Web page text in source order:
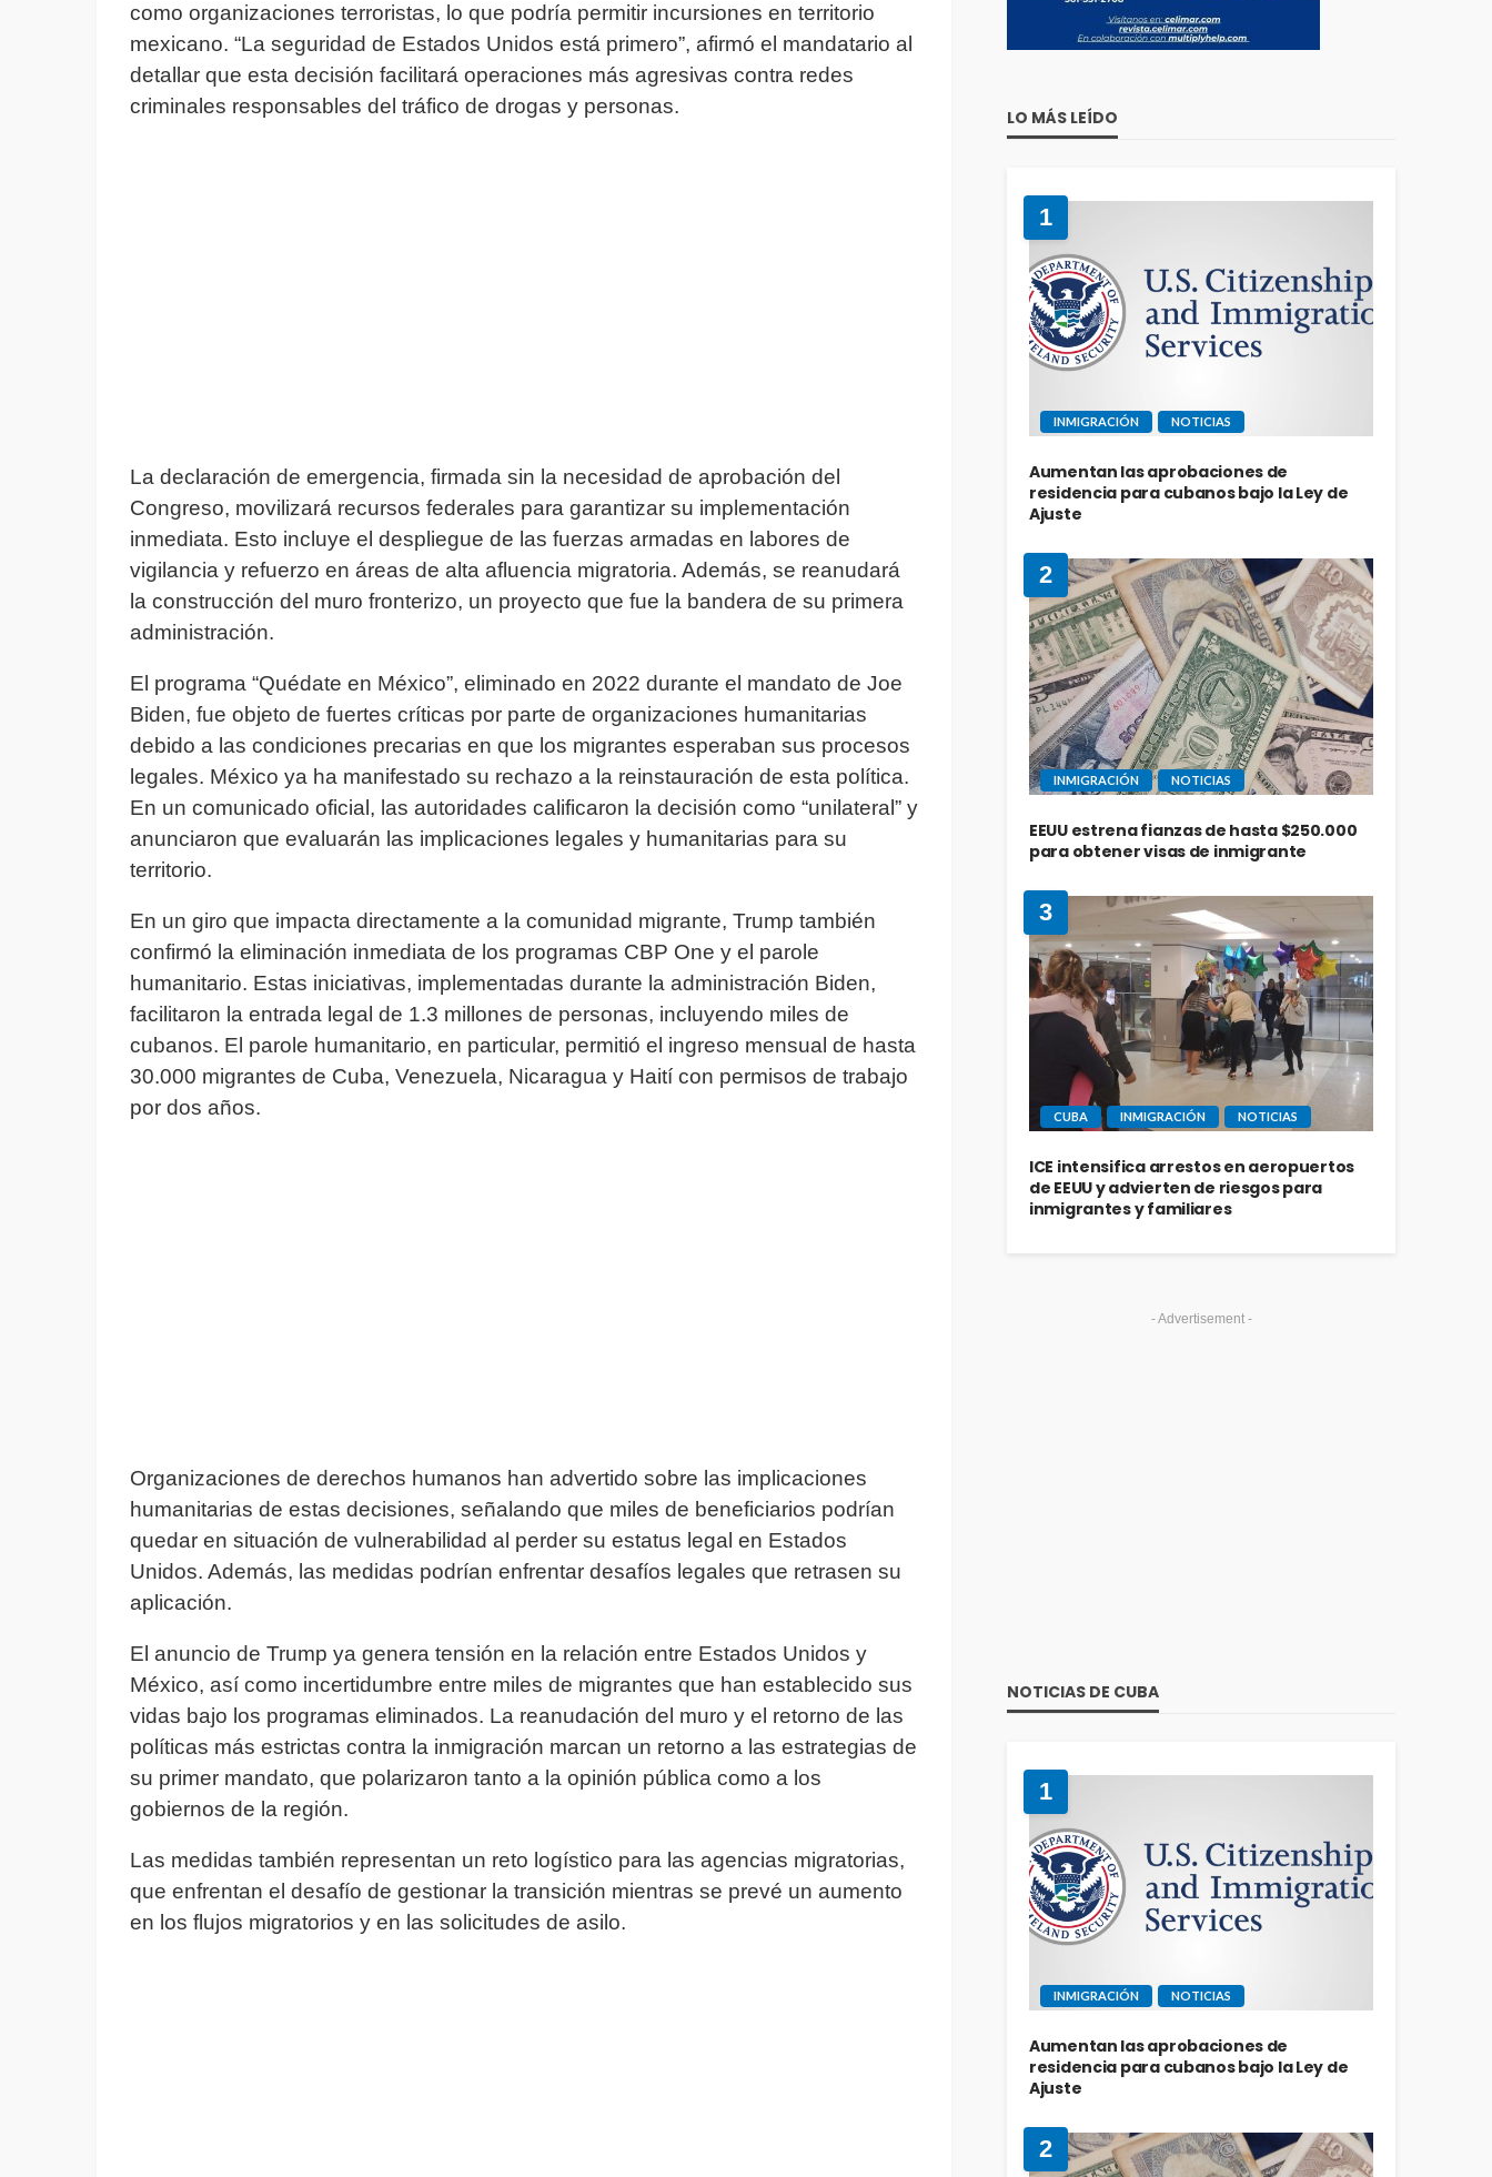
como organizaciones terroristas, lo que podría permitir incursiones en territorio
mexicano. “La seguridad de Estados Unidos está primero”, afirmó el mandatario al
detallar que esta decisión facilitará operaciones más agresivas contra redes
criminales responsables del tráfico de drogas y personas.
La declaración de emergencia, firmada sin la necesidad de aprobación del
Congreso, movilizará recursos federales para garantizar su implementación
inmediata. Esto incluye el despliegue de las fuerzas armadas en labores de
vigilancia y refuerzo en áreas de alta afluencia migratoria. Además, se reanudará
la construcción del muro fronterizo, un proyecto que fue la bandera de su primera
administración.
El programa “Quédate en México”, eliminado en 2022 durante el mandato de Joe
Biden, fue objeto de fuertes críticas por parte de organizaciones humanitarias
debido a las condiciones precarias en que los migrantes esperaban sus procesos
legales. México ya ha manifestado su rechazo a la reinstauración de esta política.
En un comunicado oficial, las autoridades calificaron la decisión como “unilateral” y
anunciaron que evaluarán las implicaciones legales y humanitarias para su
territorio.
En un giro que impacta directamente a la comunidad migrante, Trump también
confirmó la eliminación inmediata de los programas CBP One y el parole
humanitario. Estas iniciativas, implementadas durante la administración Biden,
facilitaron la entrada legal de 1.3 millones de personas, incluyendo miles de
cubanos. El parole humanitario, en particular, permitió el ingreso mensual de hasta
30.000 migrantes de Cuba, Venezuela, Nicaragua y Haití con permisos de trabajo
por dos años.
Organizaciones de derechos humanos han advertido sobre las implicaciones
humanitarias de estas decisiones, señalando que miles de beneficiarios podrían
quedar en situación de vulnerabilidad al perder su estatus legal en Estados
Unidos. Además, las medidas podrían enfrentar desafíos legales que retrasen su
aplicación.
El anuncio de Trump ya genera tensión en la relación entre Estados Unidos y
México, así como incertidumbre entre miles de migrantes que han establecido sus
vidas bajo los programas eliminados. La reanudación del muro y el retorno de las
políticas más estrictas contra la inmigración marcan un retorno a las estrategias de
su primer mandato, que polarizaron tanto a la opinión pública como a los
gobiernos de la región.
Las medidas también representan un reto logístico para las agencias migratorias,
que enfrentan el desafío de gestionar la transición mientras se prevé un aumento
en los flujos migratorios y en las solicitudes de asilo.
LO MÁS LEÍDO
1
INMIGRACIÓN NOTICIAS
Aumentan las aprobaciones de
residencia para cubanos bajo la Ley de
Ajuste
2
INMIGRACIÓN NOTICIAS
EEUU estrena fianzas de hasta $250.000
para obtener visas de inmigrante
3
CUBA INMIGRACIÓN NOTICIAS
ICE intensifica arrestos en aeropuertos
de EEUU y advierten de riesgos para
inmigrantes y familiares
- Advertisement -
NOTICIAS DE CUBA
1
INMIGRACIÓN NOTICIAS
Aumentan las aprobaciones de
residencia para cubanos bajo la Ley de
Ajuste
2